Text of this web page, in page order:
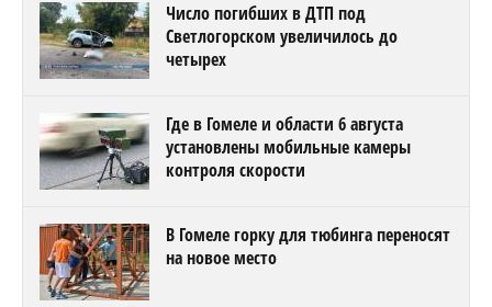
Число погибших в ДТП под
Светлогорском увеличилось до
четырех
Где в Гомеле и области 6 августа
установлены мобильные камеры
контроля скорости
В Гомеле горку для тюбинга переносят
на новое место